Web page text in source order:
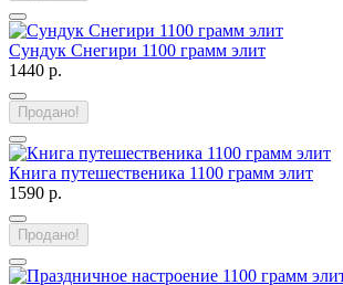
Сундук Снегири 1100 грамм элит
1440 р.
Продано!
Книга путешественика 1100 грамм элит
1590 р.
Продано!